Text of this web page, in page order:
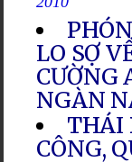
2010
LO SỢ
CƯỜNG
NGÀN
THÁI
CÔNG,